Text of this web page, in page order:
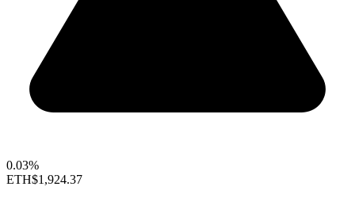
0.03%
ETH$1,924.37